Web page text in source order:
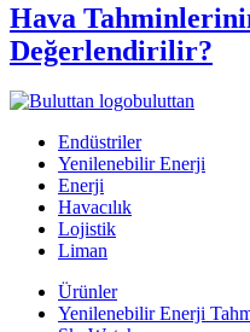
Hava
Değerlendirilir?
buluttan
Endüstriler
Yenilenebilir Enerji
Enerji
Havacılık
Lojistik
Liman
Ürünler
Yenilenebilir Enerji